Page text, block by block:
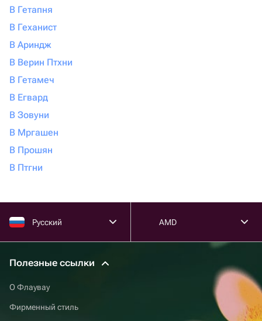
В Гетапня
В Геханист
В Ариндж
В Верин Птхни
В Гетамеч
В Егвард
В Зовуни
В Мргашен
В Прошян
В Птгни
Русский AMD
Полезные ссылки
О Флаувау
Фирменный стиль